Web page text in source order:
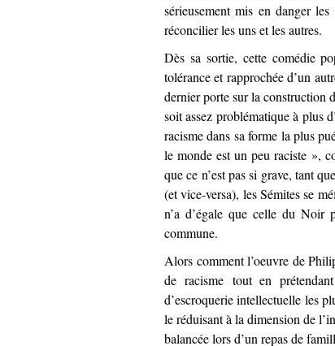
sérieusement mis en danger
réconcilier les uns et les autres.
Dès sa sortie, cette comédie
tolérance et rapprochée d’un
dernier porte sur la construction
soit assez problématique à plus
racisme dans sa forme la plus
le monde est un peu raciste »,
que ce n’est pas si grave, tant
(et vice-versa), les Sémites se
n’a d’égale que celle du
commune.
Alors comment l’oeuvre de
de racisme tout en
d’escroquerie intellectuelle les
le réduisant à la dimension de
balancée lors d’un repas de